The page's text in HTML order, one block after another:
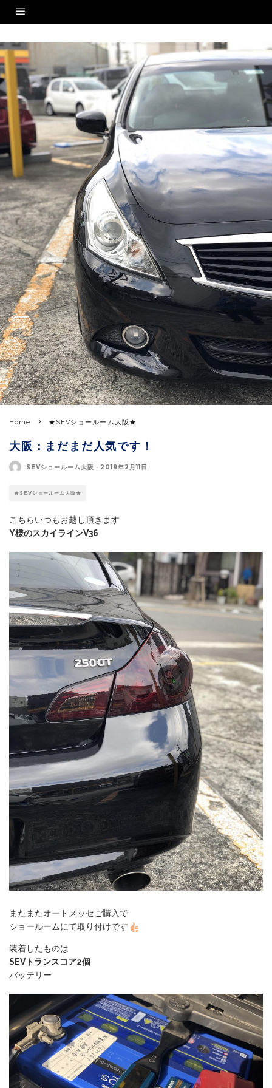
Home ★SEVショールーム大阪★
大阪：まだまだ人気です！
SEVショールーム大阪 · 2019年2月11日
★SEVショールーム大阪★
こちらいつもお越し頂きます
Y様のスカイラインV36
またまたオートメッセご購入で
ショールームにて取り付けです
装着したものは
SEVトランスコア2個
バッテリー